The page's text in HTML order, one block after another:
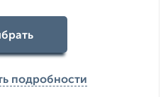
подробности